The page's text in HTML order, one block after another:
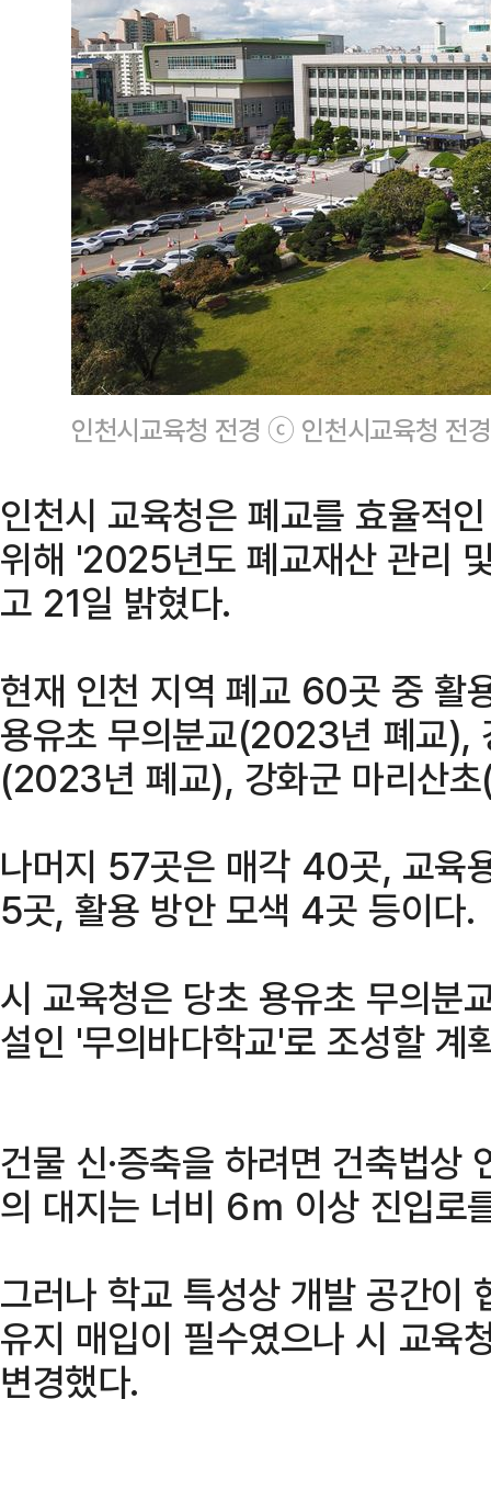
인천시교육청 전경 ⓒ 인천시교육청 전경
인천시 교육청은 폐교를 효율적
위해 '2025년도 폐교재산 관리
고 21일 밝혔다.
현재 인천 지역 폐교 60곳 중 활
용유초 무의분교(2023년 폐교),
(2023년 폐교), 강화군 마리산
나머지 57곳은 매각 40곳, 교육
5곳, 활용 방안 모색 4곳 등이다.
시 교육청은 당초 용유초 무의분
설인 '무의바다학교'로 조성할 계
건물 신·증축을 하려면 건축법
의 대지는 너비 6ｍ 이상 진입로
그러나 학교 특성상 개발 공간이
유지 매입이 필수였으나 시 교육
변경했다.